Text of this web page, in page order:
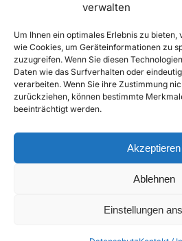
verwalten
Um Ihnen ein optimales Erlebnis zu
wie Cookies, um Geräteinformationen zu
zuzugreifen. Wenn Sie diesen
Daten wie das Surfverhalten oder
verarbeiten. Wenn Sie ihre Zustimmung
zurückziehen, können bestimmte
beeinträchtigt werden.
Akzeptieren
Ablehnen
Einstellungen
Out of stock
356 Speedster Frontscheibe,
SIGLA, klar (Kopie)
€459,00 inkl. Mwst
Enthält 20% Mwst
Add to Compare